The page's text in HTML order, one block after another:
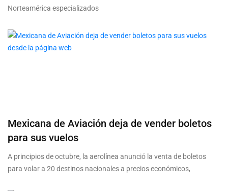
Norteamérica especializados
Mexicana de Aviación deja de vender boletos
para sus vuelos
A principios de octubre, la aerolínea anunció la venta de boletos
para volar a 20 destinos nacionales a precios económicos,